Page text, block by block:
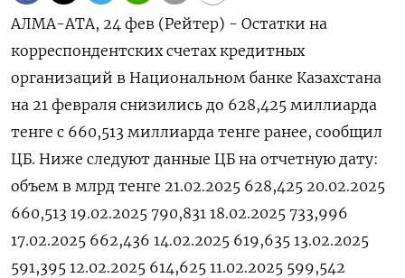
АЛМА-АТА, 24 фев (Рейтер) - Остатки на
корреспондентских счетах кредитных
организаций в Национальном банке Казахстана
на 21 февраля снизились до 628,425 миллиарда
тенге с 660,513 миллиарда тенге ранее, сообщил
ЦБ. Ниже следуют данные ЦБ на отчетную дату:
объем в млрд тенге 21.02.2025 628,425 20.02.2025
660,513 19.02.2025 790,831 18.02.2025 733,996
17.02.2025 662,436 14.02.2025 619,635 13.02.2025
591,395 12.02.2025 614,625 11.02.2025 599,542